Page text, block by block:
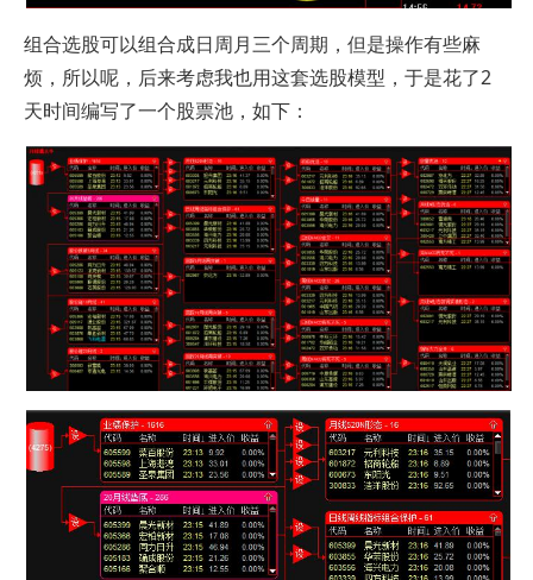
组合选股可以组合成日周月三个周期，但是操作有些麻
烦，所以呢，后来考虑我也用这套选股模型，于是花了2
天时间编写了一个股票池，如下：